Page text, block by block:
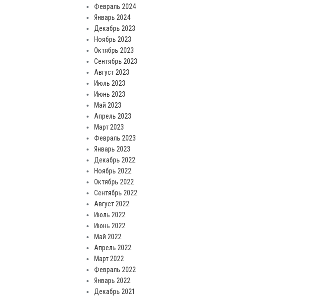
Февраль 2024
Январь 2024
Декабрь 2023
Ноябрь 2023
Октябрь 2023
Сентябрь 2023
Август 2023
Июль 2023
Июнь 2023
Май 2023
Апрель 2023
Март 2023
Февраль 2023
Январь 2023
Декабрь 2022
Ноябрь 2022
Октябрь 2022
Сентябрь 2022
Август 2022
Июль 2022
Июнь 2022
Май 2022
Апрель 2022
Март 2022
Февраль 2022
Январь 2022
Декабрь 2021